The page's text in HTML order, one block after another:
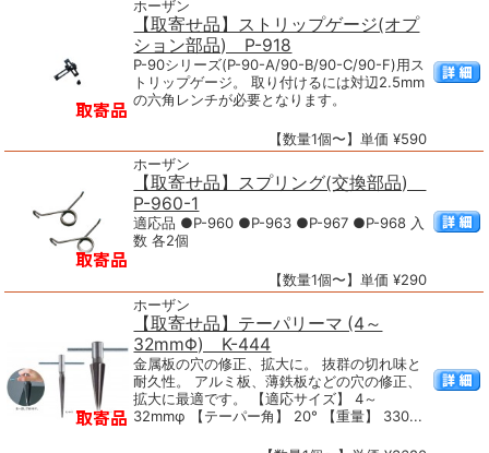
ホーザン
【取寄せ品】ストリップゲージ(オプ
ション部品) P-918
P-90シリーズ(P-90-A/90-B/90-C/90-F)用ス
トリップゲージ。 取り付けるには対辺2.5mm
の六角レンチが必要となります。
【数量1個〜】単価 ¥590
ホーザン
【取寄せ品】スプリング(交換部品)
P-960-1
適応品 ●P-960 ●P-963 ●P-967 ●P-968 入
数 各2個
【数量1個〜】単価 ¥290
ホーザン
【取寄せ品】テーパリーマ (4～
32mmΦ) K-444
金属板の穴の修正、拡大に。 抜群の切れ味と
耐久性。 アルミ板、薄鉄板などの穴の修正、
拡大に最適です。 【適応サイズ】 4～
32mmφ 【テーパー角】 20° 【重量】 330...